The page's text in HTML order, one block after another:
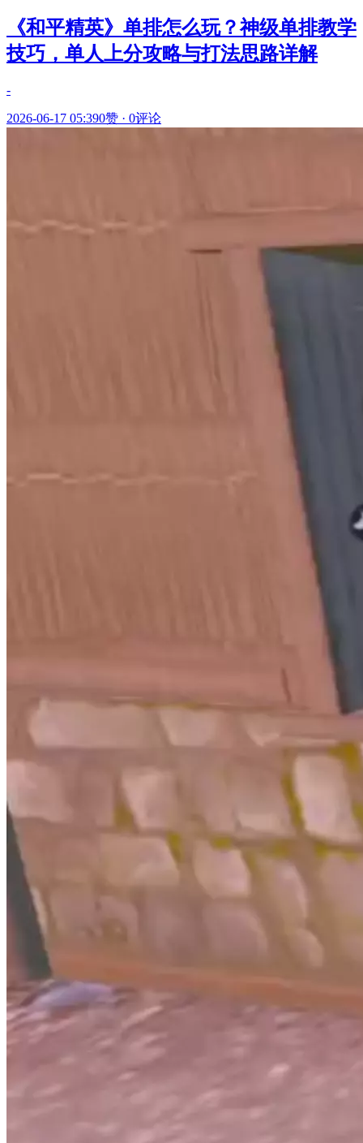
《和平精英》单排怎么玩？神级单排教学
技巧，单人上分攻略与打法思路详解
-
2026-06-17 05:390赞 · 0评论